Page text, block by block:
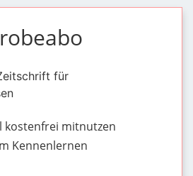
kostenfrei mitnutzen
Kennenlernen